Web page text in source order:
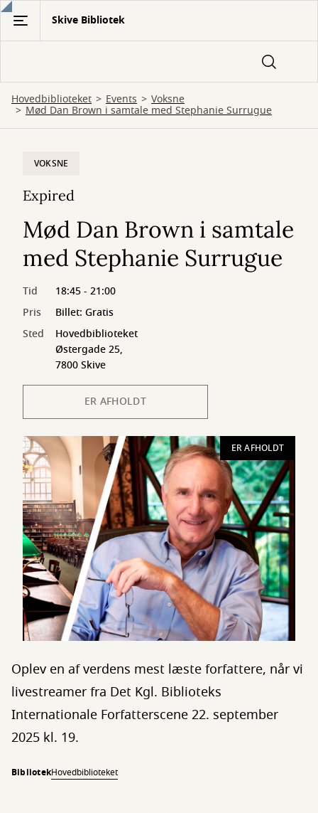
Gå
hovedindhold
Skive Bibliotek
Hovedbiblioteket Events Voksne
Mød Dan Brown i samtale med Stephanie Surrugue
ER AFHOLDT
VOKSNE
Expired
Mød Dan Brown i samtale
med Stephanie Surrugue
Tid
18:45 - 21:00
Pris
Billet: Gratis
Sted
Hovedbiblioteket
Østergade 25,
7800 Skive
ER AFHOLDT
Oplev en af verdens mest læste forfattere, når vi
livestreamer fra Det Kgl. Biblioteks
Internationale Forfatterscene 22. september
2025 kl. 19.
BibliotekHovedbiblioteket